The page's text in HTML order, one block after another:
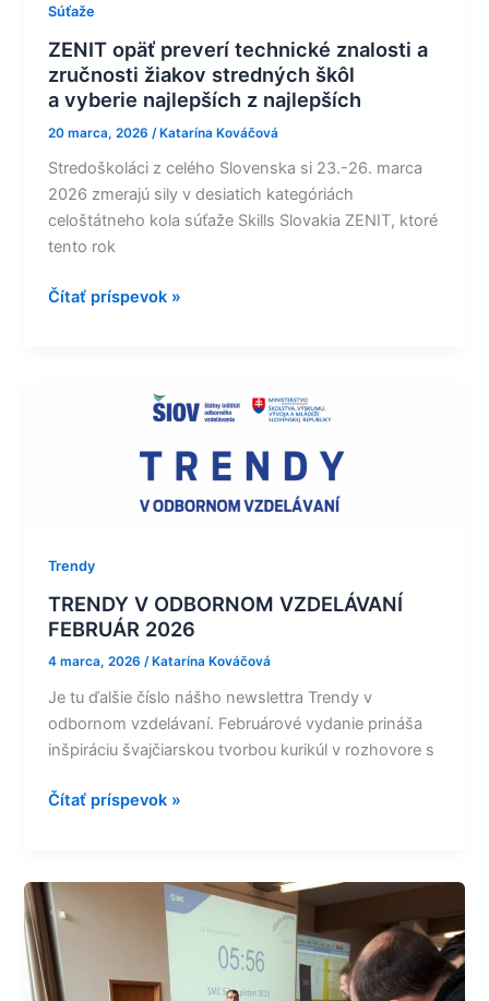
Súťaže
ZENIT opäť preverí technické znalosti a
zručnosti žiakov stredných škôl
a vyberie najlepších z najlepších
20 marca, 2026 /Katarína Kováčová
Stredoškoláci z celého Slovenska si 23.-26. marca
2026 zmerajú sily v desiatich kategóriách
celoštátneho kola súťaže Skills Slovakia ZENIT, ktoré
tento rok
Čítať príspevok »
Trendy
TRENDY V ODBORNOM VZDELÁVANÍ
FEBRUÁR 2026
4 marca, 2026/ Katarína Kováčová
Je tu ďalšie číslo nášho newslettra Trendy v
odbornom vzdelávaní. Februárové vydanie prináša
inšpiráciu švajčiarskou tvorbou kurikúl v rozhovore s
Čítať príspevok »
Strieborný
piest
preverí
vedomosti